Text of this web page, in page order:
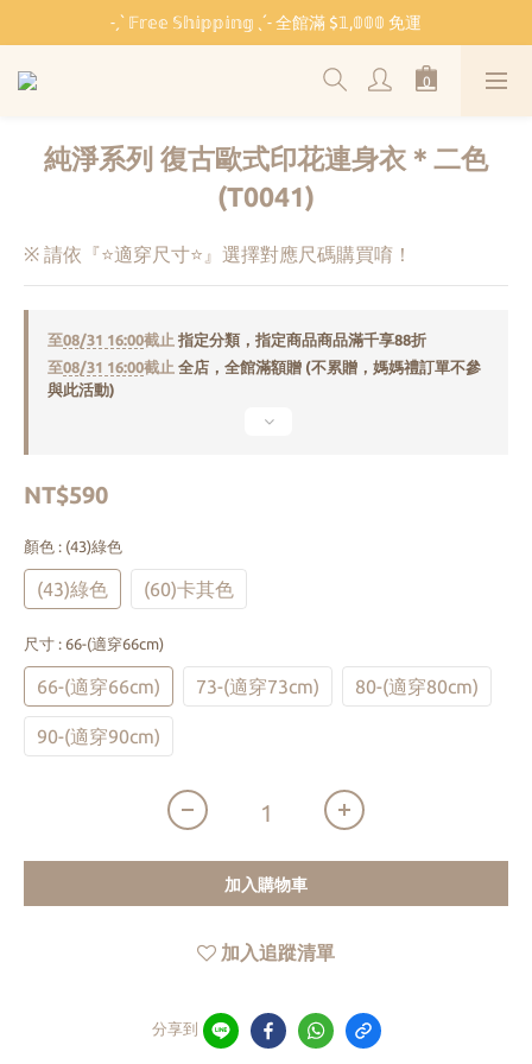
˗ˏˋ 𝔽𝕣𝕖𝕖 𝕊𝕙𝕚𝕡𝕡𝕚𝕟𝕘 ˎˊ˗ 全館滿 $𝟙,𝟘𝟘𝟘 免運
˗ˏˋ 𝔽𝕣𝕖𝕖 𝕊𝕙𝕚𝕡𝕡𝕚𝕟𝕘 ˎˊ˗ 全館滿 $𝟙,𝟘𝟘𝟘 免運
🏫 開學必備 ⸜ 四合一睡袋組 ⸝ 限時 $𝟐𝟔𝟖𝟎
˗ˏˋ 𝔽𝕣𝕖𝕖 𝕊𝕙𝕚𝕡𝕡𝕚𝕟𝕘 ˎˊ˗ 全館滿 $𝟙,𝟘𝟘𝟘 免運
純淨系列 復古歐式印花連身衣＊二色
(T0041)
※ 請依『⭐適穿尺寸⭐』選擇對應尺碼購買唷！
至08/31 16:00截止 指定分類，指定商品商品滿千享88折
至08/31 16:00截止 全店，全館滿額贈 (不累贈，媽媽禮訂單不參
與此活動)
NT$590
顏色 : (43)綠色
(43)綠色 (60)卡其色
尺寸 : 66-(適穿66cm)
66-(適穿66cm) 73-(適穿73cm) 80-(適穿80cm)
90-(適穿90cm)
加入購物車
加入追蹤清單
分享到